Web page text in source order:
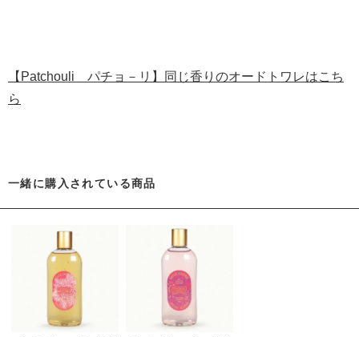
【Patchouli パチョ－リ】同じ香りのオードトワレはこち
ら
一緒に購入されている商品